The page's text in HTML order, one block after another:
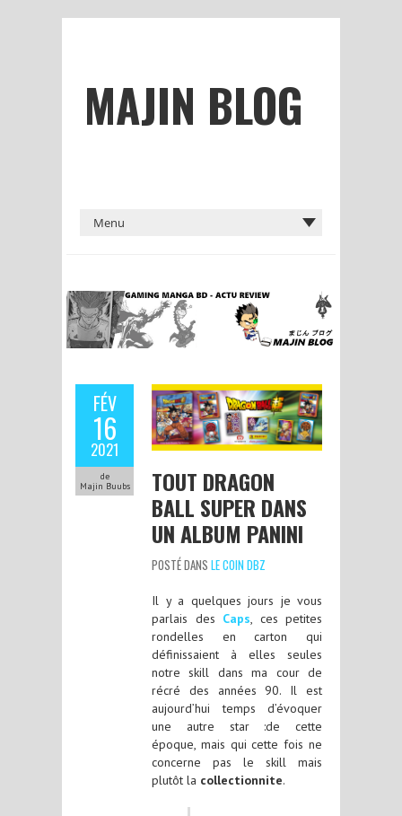
MAJIN BLOG
FÉV
16
2021
de
Majin Buubs
TOUT DRAGON
BALL SUPER DANS
UN ALBUM PANINI
POSTÉ DANS LE COIN DBZ
Il y a quelques jours je vous
parlais des Caps, ces petites
rondelles en carton qui
définissaient à elles seules
notre skill dans ma cour de
récré des années 90. Il est
aujourd’hui temps d’évoquer
une autre star :de cette
époque, mais qui cette fois ne
concerne pas le skill mais
plutôt la collectionnite.